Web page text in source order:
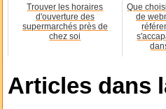
Trouver les horaires
d'ouverture des
supermarchés près de
chez soi
Que
de
Articles dans